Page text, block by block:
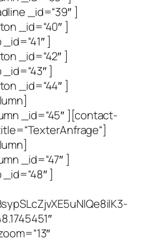
_id=“39″ ]
_id=“40″ ]
]
_id=“42″ ]
]
_id=“44″ ]
_id=“45″ ][contact-
_id=“47″ ]
]